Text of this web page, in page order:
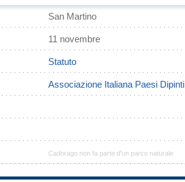
San Martino
11 novembre
Statuto
Associazione Italiana Paesi Dipinti
Cadorago non fa parte d'un parco naturale